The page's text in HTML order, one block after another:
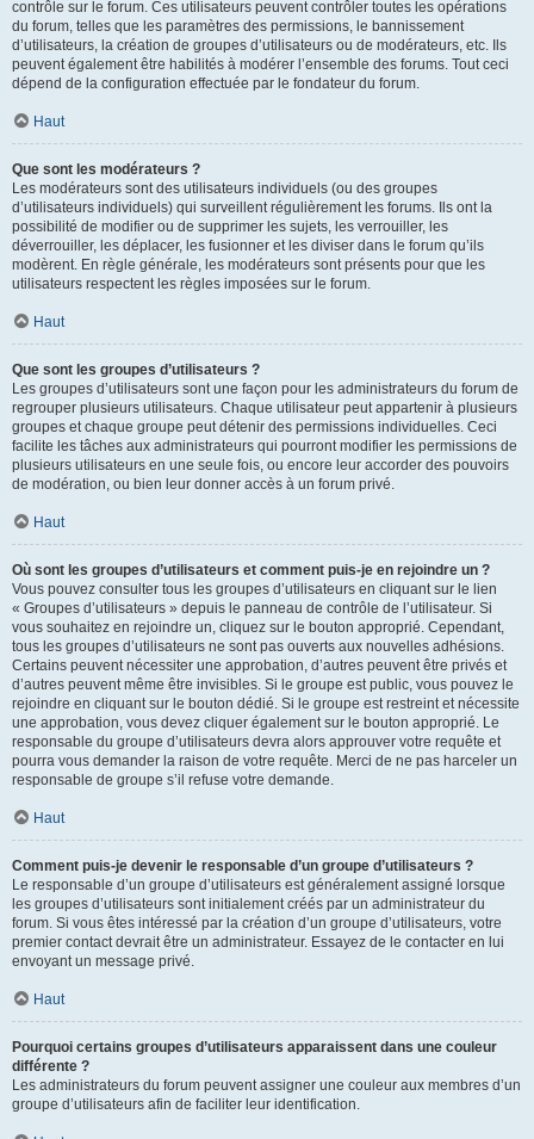
contrôle sur le forum. Ces utilisateurs peuvent contrôler toutes les opérations
du forum, telles que les paramètres des permissions, le bannissement
d’utilisateurs, la création de groupes d’utilisateurs ou de modérateurs, etc. Ils
peuvent également être habilités à modérer l’ensemble des forums. Tout ceci
dépend de la configuration effectuée par le fondateur du forum.
Haut
Que sont les modérateurs ?
Les modérateurs sont des utilisateurs individuels (ou des groupes
d’utilisateurs individuels) qui surveillent régulièrement les forums. Ils ont la
possibilité de modifier ou de supprimer les sujets, les verrouiller, les
déverrouiller, les déplacer, les fusionner et les diviser dans le forum qu’ils
modèrent. En règle générale, les modérateurs sont présents pour que les
utilisateurs respectent les règles imposées sur le forum.
Haut
Que sont les groupes d’utilisateurs ?
Les groupes d’utilisateurs sont une façon pour les administrateurs du forum de
regrouper plusieurs utilisateurs. Chaque utilisateur peut appartenir à plusieurs
groupes et chaque groupe peut détenir des permissions individuelles. Ceci
facilite les tâches aux administrateurs qui pourront modifier les permissions de
plusieurs utilisateurs en une seule fois, ou encore leur accorder des pouvoirs
de modération, ou bien leur donner accès à un forum privé.
Haut
Où sont les groupes d’utilisateurs et comment puis-je en rejoindre un ?
Vous pouvez consulter tous les groupes d’utilisateurs en cliquant sur le lien
« Groupes d’utilisateurs » depuis le panneau de contrôle de l’utilisateur. Si
vous souhaitez en rejoindre un, cliquez sur le bouton approprié. Cependant,
tous les groupes d’utilisateurs ne sont pas ouverts aux nouvelles adhésions.
Certains peuvent nécessiter une approbation, d’autres peuvent être privés et
d’autres peuvent même être invisibles. Si le groupe est public, vous pouvez le
rejoindre en cliquant sur le bouton dédié. Si le groupe est restreint et nécessite
une approbation, vous devez cliquer également sur le bouton approprié. Le
responsable du groupe d’utilisateurs devra alors approuver votre requête et
pourra vous demander la raison de votre requête. Merci de ne pas harceler un
responsable de groupe s’il refuse votre demande.
Haut
Comment puis-je devenir le responsable d’un groupe d’utilisateurs ?
Le responsable d’un groupe d’utilisateurs est généralement assigné lorsque
les groupes d’utilisateurs sont initialement créés par un administrateur du
forum. Si vous êtes intéressé par la création d’un groupe d’utilisateurs, votre
premier contact devrait être un administrateur. Essayez de le contacter en lui
envoyant un message privé.
Haut
Pourquoi certains groupes d’utilisateurs apparaissent dans une couleur
différente ?
Les administrateurs du forum peuvent assigner une couleur aux membres d’un
groupe d’utilisateurs afin de faciliter leur identification.